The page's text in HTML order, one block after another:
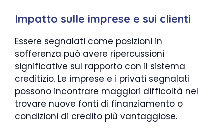
Impatto sulle imprese e sui clienti
Essere segnalati come posizioni in
sofferenza può avere ripercussioni
significative sul rapporto con il sistema
creditizio. Le imprese e i privati segnalati
possono incontrare maggiori difficoltà nel
trovare nuove fonti di finanziamento o
condizioni di credito più vantaggiose.